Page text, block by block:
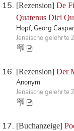
[Rezension] De
Quatenus Dici
Hopf, Georg Caspar
Jenaische
[Rezension] Der
Anonym
Jenaische
[Buchanzeige]